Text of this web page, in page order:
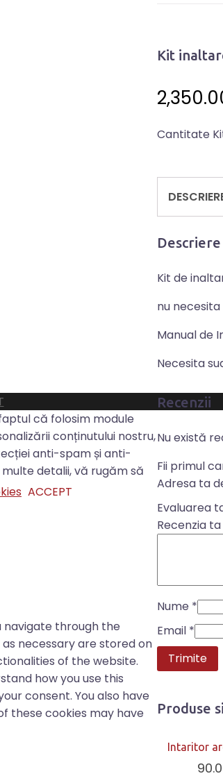
Kit
Cantitate
Descriere
Kit de
nu
Manual de
Necesita
Recenzii
Nu există
Fii primul
Adresa ta
Evaluarea
Recenzia ta
Nume *
Email *
Produse
Intaritor
că folosim module
conținutului nostru,
anti-spam și anti-
detalii, vă rugăm să
ACCEPT
navigate through the
necessary are stored on
of the website.
how you use this
consent. You also have
these cookies may have